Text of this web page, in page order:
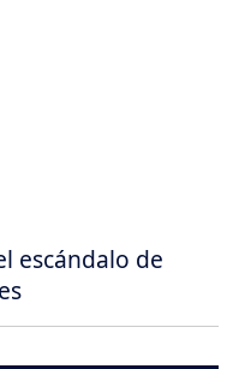
escándalo de